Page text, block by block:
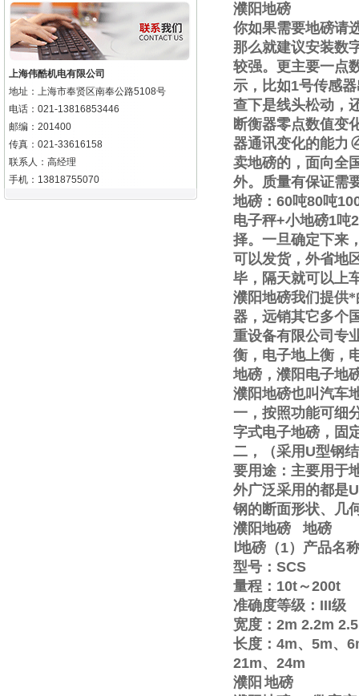
上海伟酷机电有限公司
地址：上海市奉贤区南奉公路5108号
电话：021-13816853446
邮编：201400
传真：021-33616158
联系人：高经理
手机：13818755070
濮阳地磅
你如果需要地磅请
那么就建议安装数
较强。更主要一点
示，比如1号传感
查下是线头松动，
断衡器零点数值变
器通讯变化的能力
卖地磅的，面向全
外。质量有保证需
地磅： 60吨80吨
电子秤+小地磅1吨2
择。一旦确定下来
可以发货，外省地
毕，隔天就可以上
濮阳地磅我们提供
器，远销其它多个
重设备有限公司专
衡，电子地上衡，
地磅，濮阳电子地
濮阳地磅也叫汽车
一，按照功能可细
字式电子地磅，固
二，（采用 U型钢
要用途：主要用于
外广泛采用的都是U
钢的断面形状、几
濮阳地磅
地磅
地磅（1）产品名
型号： SCS
量程： 10t～200t
准确度等级： III级
宽度： 2m 2.2m
长度： 4m、 5m、
21m、 24m
濮阳 地磅